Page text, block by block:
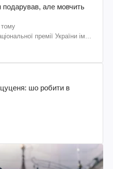
але мовчить
тому
премії України ім.
шо робити в